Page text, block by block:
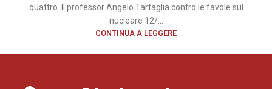
quattro. Il professor Angelo Tartaglia contro le favole sul
nucleare 12/...
CONTINUA A LEGGERE